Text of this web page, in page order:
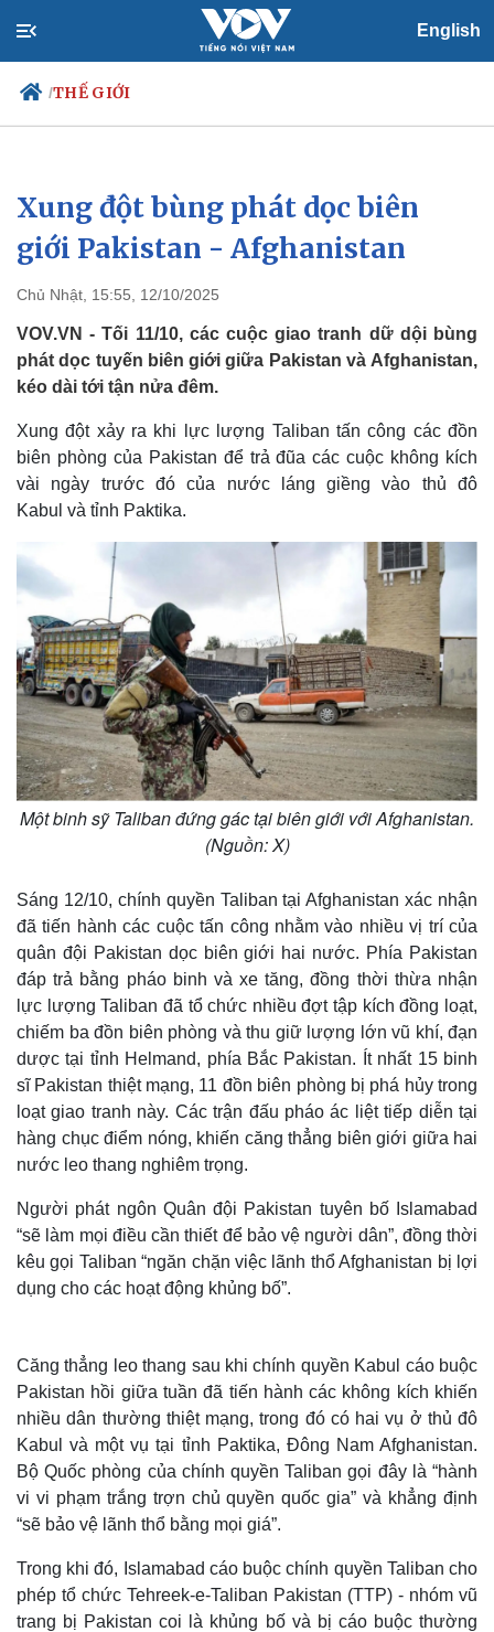
English
/THẾ GIỚI
Chính trị
Đảng
Tổ chức nhân sự
Nhận diện sự thật
Xã hội
Tin 24h
Dự báo thời tiết
Việc làm
Biển đảo
Xung đột bùng phát dọc biên
giới Pakistan - Afghanistan
Chủ Nhật, 15:55, 12/10/2025
VOV.VN - Tối 11/10, các cuộc giao tranh dữ dội bùng
phát dọc tuyến biên giới giữa Pakistan và Afghanistan,
kéo dài tới tận nửa đêm.
Xung đột xảy ra khi lực lượng Taliban tấn công các đồn
biên phòng của Pakistan để trả đũa các cuộc không kích
vài ngày trước đó của nước láng giềng vào thủ đô
Kabul và tỉnh Paktika.
Một binh sỹ Taliban đứng gác tại biên giới với Afghanistan.
(Nguồn: X)
Sáng 12/10, chính quyền Taliban tại Afghanistan xác nhận
đã tiến hành các cuộc tấn công nhằm vào nhiều vị trí của
quân đội Pakistan dọc biên giới hai nước. Phía Pakistan
đáp trả bằng pháo binh và xe tăng, đồng thời thừa nhận
lực lượng Taliban đã tổ chức nhiều đợt tập kích đồng loạt,
chiếm ba đồn biên phòng và thu giữ lượng lớn vũ khí, đạn
dược tại tỉnh Helmand, phía Bắc Pakistan. Ít nhất 15 binh
sĩ Pakistan thiệt mạng, 11 đồn biên phòng bị phá hủy trong
loạt giao tranh này. Các trận đấu pháo ác liệt tiếp diễn tại
hàng chục điểm nóng, khiến căng thẳng biên giới giữa hai
nước leo thang nghiêm trọng.
Người phát ngôn Quân đội Pakistan tuyên bố Islamabad
“sẽ làm mọi điều cần thiết để bảo vệ người dân”, đồng thời
kêu gọi Taliban “ngăn chặn việc lãnh thổ Afghanistan bị lợi
dụng cho các hoạt động khủng bố”.
Căng thẳng leo thang sau khi chính quyền Kabul cáo buộc
Pakistan hồi giữa tuần đã tiến hành các không kích khiến
nhiều dân thường thiệt mạng, trong đó có hai vụ ở thủ đô
Kabul và một vụ tại tỉnh Paktika, Đông Nam Afghanistan.
Bộ Quốc phòng của chính quyền Taliban gọi đây là “hành
vi vi phạm trắng trợn chủ quyền quốc gia” và khẳng định
“sẽ bảo vệ lãnh thổ bằng mọi giá”.
Trong khi đó, Islamabad cáo buộc chính quyền Taliban cho
phép tổ chức Tehreek-e-Taliban Pakistan (TTP) - nhóm vũ
trang bị Pakistan coi là khủng bố và bị cáo buộc thường